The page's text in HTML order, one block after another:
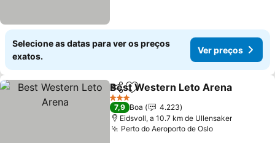
Selecione as datas para ver os preços
exatos.
Ver preços
PartilharAdicionar aos favoritos
Best Western Leto Arena
3 Estrelas
7,9 Boa
4.223
Eidsvoll, a 10.7 km de Ullensaker
Perto do Aeroporto de Oslo